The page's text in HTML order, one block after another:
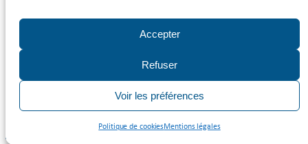
Accepter
Refuser
Voir les préférences
Politique de cookiesMentions légales
Adhérer à la CRESS Nouvelle-Aquitaine
2025